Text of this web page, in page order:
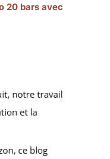
20 bars avec